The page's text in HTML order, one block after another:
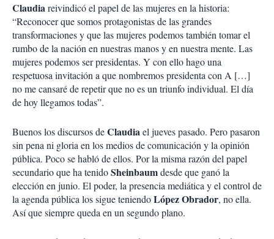
Claudiareivindicó el papel de las mujeres en la historia:
“Reconocer que somos protagonistas de las grandes
transformaciones y que las mujeres podemos también tomar el
rumbo de la nación en nuestras manos y en nuestra mente. Las
mujeres podemos ser presidentas. Y con ello hago una
respetuosa invitación a que nombremos presidenta con A […]
no me cansaré de repetir que no es un triunfo individual. El día
de hoy llegamos todas”.
Buenos los discursos deClaudiael jueves pasado. Pero pasaron
sin pena ni gloria en los medios de comunicación y la opinión
pública. Poco se habló de ellos. Por la misma razón del papel
secundario que ha tenidoSheinbaumdesde que ganó la
elección en junio. El poder, la presencia mediática y el control de
la agenda pública los sigue teniendoLópez Obrador, no ella.
Así que siempre queda en un segundo plano.